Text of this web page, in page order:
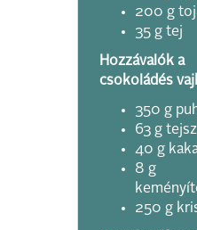
200 g
35 g tej
Hozzávalók a
csokoládés
350 g
63 g
40 g
8 g
250 g